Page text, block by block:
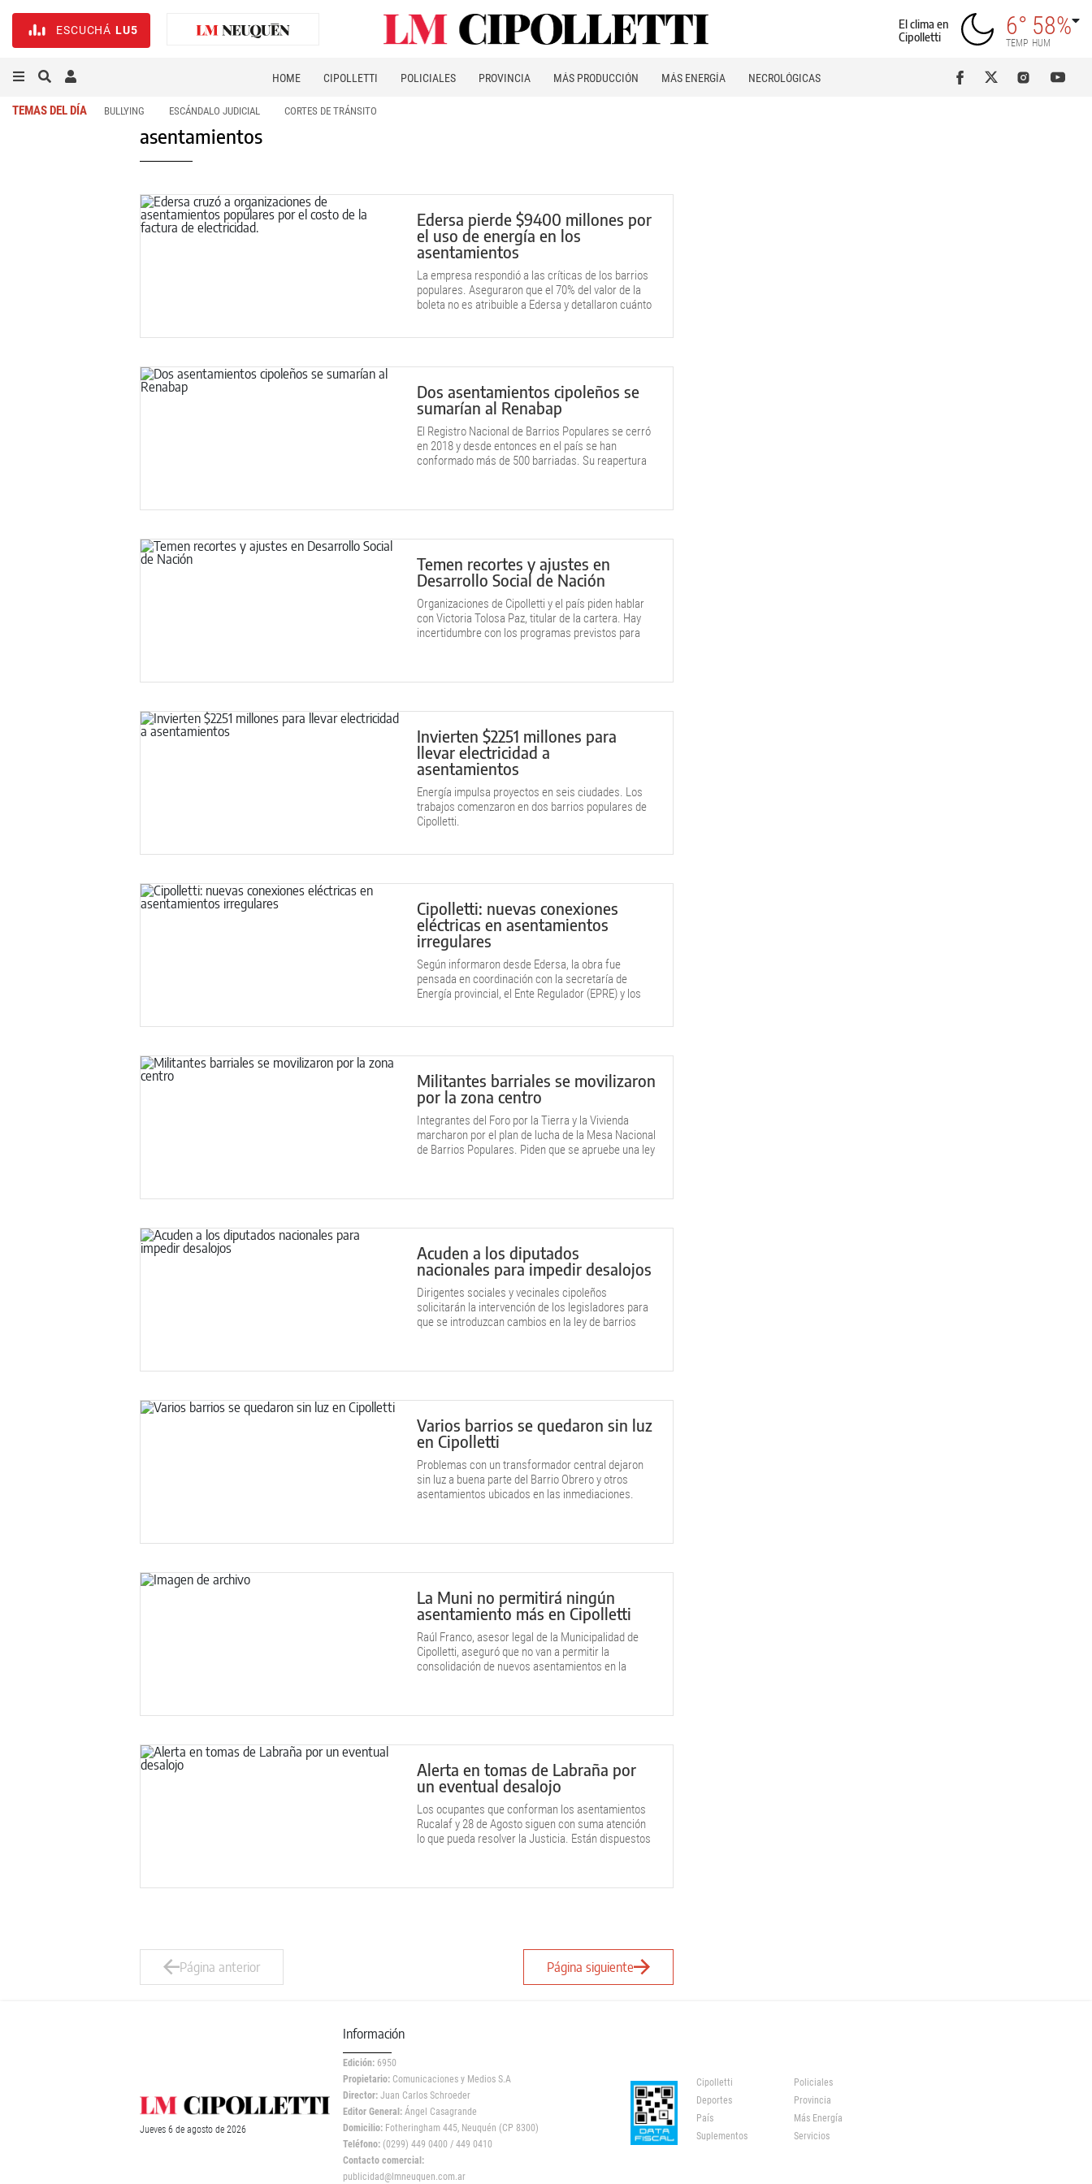
ESCUCHÁ LU5
El clima en
Cipolletti
6°
TEMP
58%
HUM
HOME CIPOLLETTI POLICIALES PROVINCIA MÁS PRODUCCIÓN MÁS ENERGÍA NECROLÓGICAS
TEMAS DEL DÍA BULLYING ESCÁNDALO JUDICIAL CORTES DE TRÁNSITO
asentamientos
Edersa pierde $9400 millones por
el uso de energía en los
asentamientos
La empresa respondió a las críticas de los barrios
populares. Aseguraron que el 70% del valor de la
boleta no es atribuible a Edersa y detallaron cuánto
Dos asentamientos cipoleños se
sumarían al Renabap
El Registro Nacional de Barrios Populares se cerró
en 2018 y desde entonces en el país se han
conformado más de 500 barriadas. Su reapertura
Temen recortes y ajustes en
Desarrollo Social de Nación
Organizaciones de Cipolletti y el país piden hablar
con Victoria Tolosa Paz, titular de la cartera. Hay
incertidumbre con los programas previstos para
Invierten $2251 millones para
llevar electricidad a
asentamientos
Energía impulsa proyectos en seis ciudades. Los
trabajos comenzaron en dos barrios populares de
Cipolletti.
Cipolletti: nuevas conexiones
eléctricas en asentamientos
irregulares
Según informaron desde Edersa, la obra fue
pensada en coordinación con la secretaría de
Energía provincial, el Ente Regulador (EPRE) y los
Militantes barriales se movilizaron
por la zona centro
Integrantes del Foro por la Tierra y la Vivienda
marcharon por el plan de lucha de la Mesa Nacional
de Barrios Populares. Piden que se apruebe una ley
Acuden a los diputados
nacionales para impedir desalojos
Dirigentes sociales y vecinales cipoleños
solicitarán la intervención de los legisladores para
que se introduzcan cambios en la ley de barrios
Varios barrios se quedaron sin luz
en Cipolletti
Problemas con un transformador central dejaron
sin luz a buena parte del Barrio Obrero y otros
asentamientos ubicados en las inmediaciones.
La Muni no permitirá ningún
asentamiento más en Cipolletti
Raúl Franco, asesor legal de la Municipalidad de
Cipolletti, aseguró que no van a permitir la
consolidación de nuevos asentamientos en la
Alerta en tomas de Labraña por
un eventual desalojo
Los ocupantes que conforman los asentamientos
Rucalaf y 28 de Agosto siguen con suma atención
lo que pueda resolver la Justicia. Están dispuestos
Página anterior Página siguiente
Jueves 6 de agosto de 2026
Información
Edición: 6950
Propietario: Comunicaciones y Medios S.A
Director: Juan Carlos Schroeder
Editor General: Ángel Casagrande
Domicilio: Fotheringham 445, Neuquén (CP 8300)
Teléfono: (0299) 449 0400 / 449 0410
Contacto comercial:
publicidad@lmneuquen.com.ar
Cipolletti
Policiales
Deportes
Provincia
País
Más Energía
Suplementos
Servicios